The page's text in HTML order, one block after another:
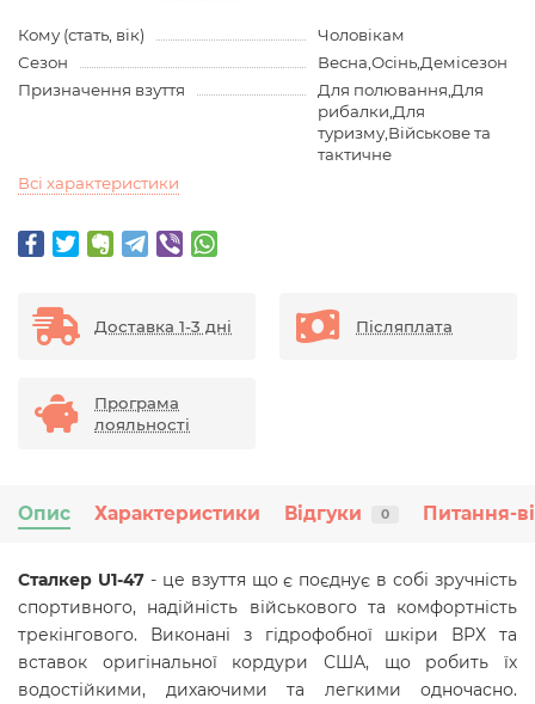
Кому (стать, вік)
Чоловікам
Сезон
Весна,Осінь,Демісезон
Призначення взуття
Для полювання,Для
рибалки,Для
туризму,Військове та
тактичне
Всі характеристики
Доставка 1-3 дні Післяплата
Програма
лояльності
Опис Характеристики Відгуки 0 Питання-
Сталкер U1-47 - це взуття що є поєднує в собі зручність
спортивного, надійність військового та комфортність
трекінгового. Виконані з гідрофобної шкіри ВРХ та
вставок оригінальної кордури США, що робить їх
водостійкими, дихаючими та легкими одночасно.